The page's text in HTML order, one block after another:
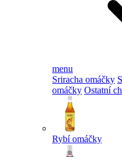
menu
Sriracha omáčky
omáčky Ostatní
Rybí omáčky